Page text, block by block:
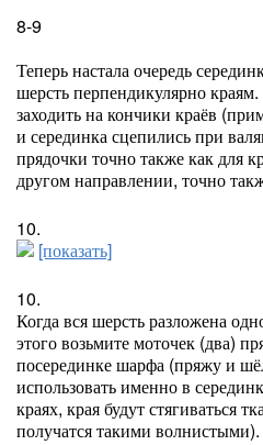
8-9
Теперь настала очередь
шерсть перпендикулярно
заходить на кончики краёв
и серединка сцепились при
прядочки точно также как для
другом направлении, точно
10.
[показать]
10.
Когда вся шерсть разложена
этого возьмите моточек (два)
посерединке шарфа (пряжу и
использовать именно в
краях, края будут стягиваться
получатся такими волнистыми).